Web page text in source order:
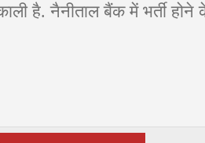
है. नैनीताल बैंक में भर्ती होने